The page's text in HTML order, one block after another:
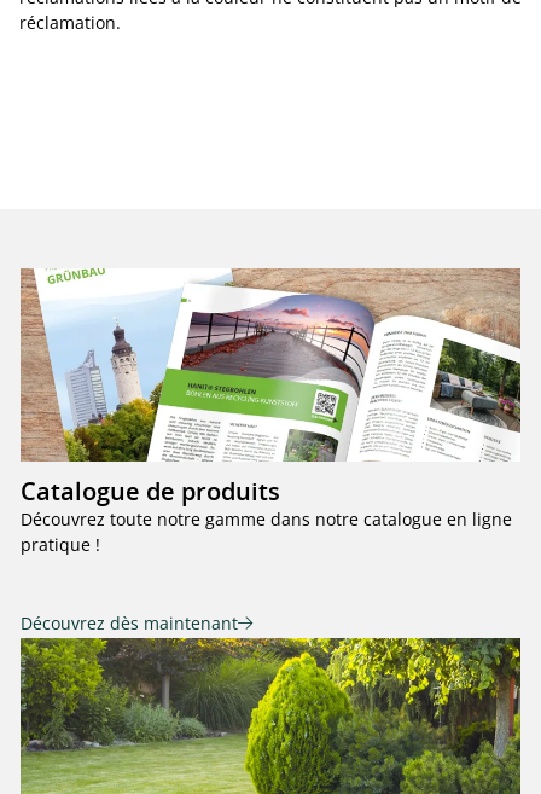
réclamation.
Catalogue de produits
Découvrez toute notre gamme dans notre catalogue en ligne
pratique !
Découvrez dès maintenant